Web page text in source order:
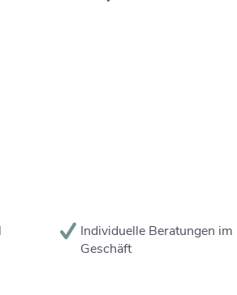
Individuelle Beratungen im
Geschäft